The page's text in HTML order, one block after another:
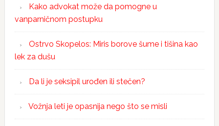
Kako advokat može da pomogne u
vanparničnom postupku
Ostrvo Skopelos: Miris borove šume i tišina kao
lek za dušu
Da li je seksipil urođen ili stečen?
Vožnja leti je opasnija nego što se misli